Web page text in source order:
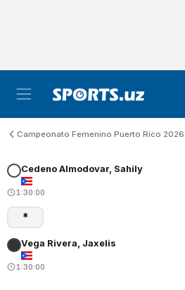
Campeonato Femenino Puerto Rico 2026
Cedeno Almodovar, Sahily
1:30:00
*
Vega Rivera, Jaxelis
1:30:00